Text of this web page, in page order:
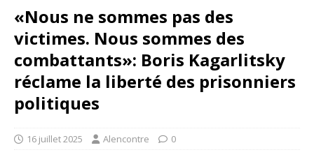
«Nous ne sommes pas des
victimes. Nous sommes des
combattants»: Boris Kagarlitsky
réclame la liberté des prisonniers
politiques
16 juillet 2025 Alencontre 0